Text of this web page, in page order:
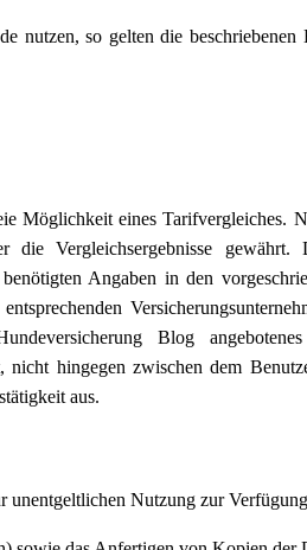
nutzen, so gelten die
Möglichkeit eines Tarifvergleiches.
Vergleichsergebnisse gewährt.
Angaben in den
Blog
nicht hingegen zwischen dem
aus.
unentgeltlichen Nutzung zur